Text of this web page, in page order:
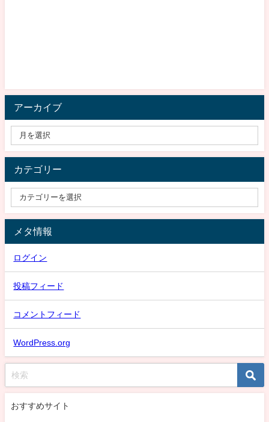
アーカイブ
カテゴリー
メタ情報
ログイン
投稿フィード
コメントフィード
WordPress.org
おすすめサイト